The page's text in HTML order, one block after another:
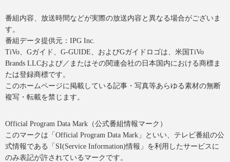
番組内容、放送時間などが実際の放送内容と異なる場合がございま
す。
番組データ提供元：IPG Inc.
TiVo、Gガイド、G-GUIDE、およびGガイドロゴは、米国TiVo
Brands LLCおよび／またはその関連会社の日本国内における商標ま
たは登録商標です。
このホームページに掲載している記事・写真等あらゆる素材の無断
複写・転載を禁じます。
Official Program Data Mark（公式番組情報マーク）
このマークは「Official Program Data Mark」といい、テレビ番組の公
式情報である「SI(Service Information)情報」を利用したサービスに
のみ表記が許されているマークです。